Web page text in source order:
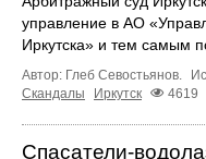
управление в АО
Иркутска» и тем самым
Автор: Глеб Севостьянов.
Скандалы
Иркутск 4619
Спасатели-